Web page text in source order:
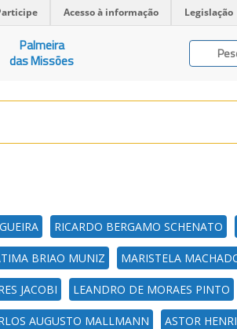
Acesso à informação Legislação
Palmeira
das Missões
RICARDO BERGAMO SCHENATO
BRIAO MUNIZ MARISTELA
JACOBI LEANDRO DE MORAES PINTO
AUGUSTO MALLMANN ASTOR